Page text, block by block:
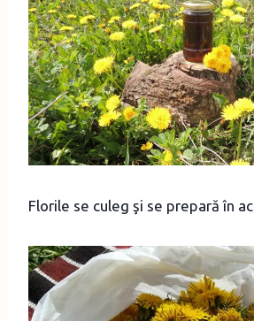
Florile se culeg şi se prepară în